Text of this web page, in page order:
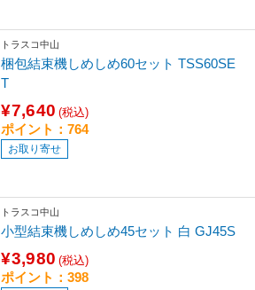
トラスコ中山
梱包結束機しめしめ60セット TSS60SE
T
¥7,640 (税込)
ポイント：764
お取り寄せ
トラスコ中山
小型結束機しめしめ45セット 白 GJ45S
¥3,980 (税込)
ポイント：398